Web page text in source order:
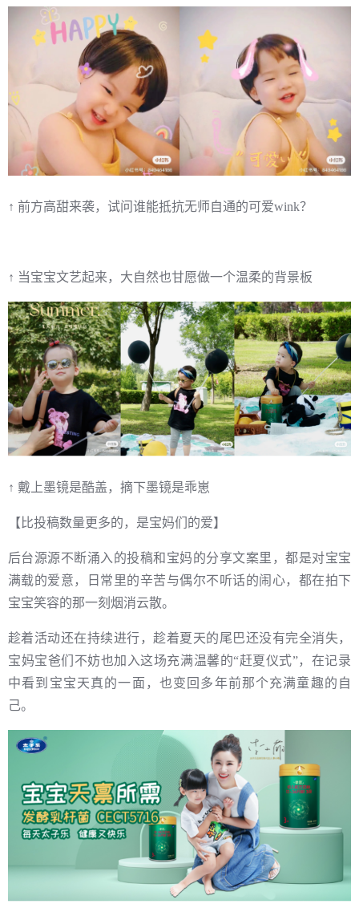
↑ 前方高甜来袭，试问谁能抵抗无师自通的可爱wink？
↑ 当宝宝文艺起来，大自然也甘愿做一个温柔的背景板
↑ 戴上墨镜是酷盖，摘下墨镜是乖崽
【比投稿数量更多的，是宝妈们的爱】
后台源源不断涌入的投稿和宝妈的分享文案里，都是对宝宝
满载的爱意，日常里的辛苦与偶尔不听话的闹心，都在拍下
宝宝笑容的那一刻烟消云散。
趁着活动还在持续进行，趁着夏天的尾巴还没有完全消失，
宝妈宝爸们不妨也加入这场充满温馨的“赶夏仪式”，在记录
中看到宝宝天真的一面，也变回多年前那个充满童趣的自
己。